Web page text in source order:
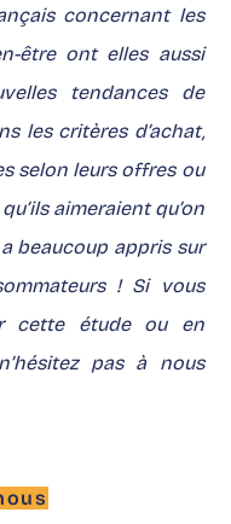
concernant les
être ont elles aussi
tendances de
les critères d’achat,
selon leurs offres ou
aimeraient qu’on
beaucoup appris sur
! Si vous
cette étude ou en
pas à nous